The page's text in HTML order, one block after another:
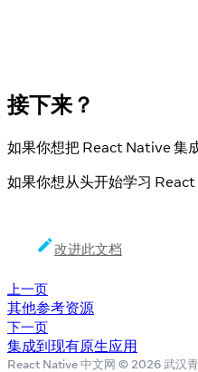
接下来？
如果你想把 React Native 集
如果你想从头开始学习
改进此文档
上一页
其他参考资源
下一页
集成到现有原生应用
React Native 中文网 © 2026 武汉